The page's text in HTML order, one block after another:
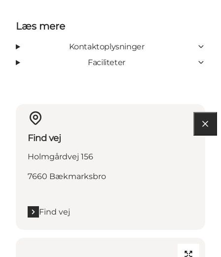
Læs mere
Kontaktoplysninger
Faciliteter
Find vej
Holmgårdvej 156
7660 Bækmarksbro
Find vej